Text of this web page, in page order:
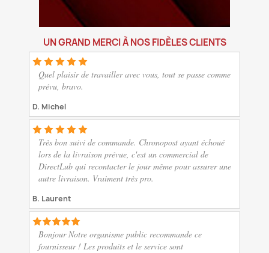
UN GRAND MERCI À NOS FIDÈLES CLIENTS
Quel plaisir de travailler avec vous, tout se passe comme
prévu, bravo.
D. Michel
Très bon suivi de commande. Chronopost ayant échoué
lors de la livraison prévue, c'est un commercial de
DirectLub qui recontacter le jour même pour assurer une
autre livraison. Vraiment très pro.
B. Laurent
Bonjour Notre organisme public recommande ce
fournisseur ! Les produits et le service sont